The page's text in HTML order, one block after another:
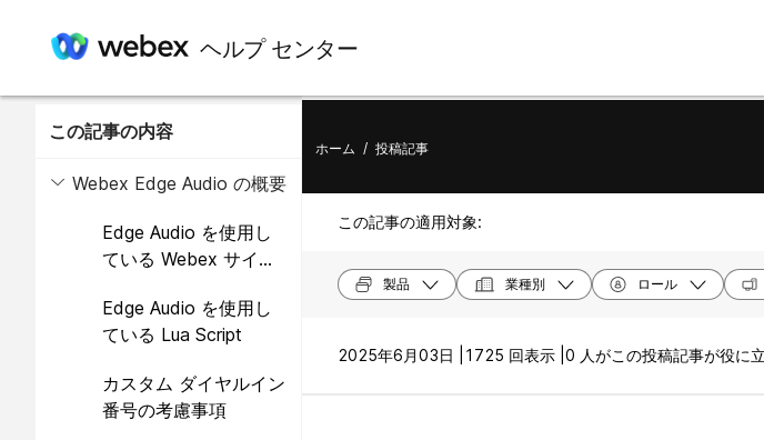
ヘルプ センター
この記事の内容
Webex Edge Audio の概要
Edge Audio を使用し
ている Webex サイト
項
Edge Audio を使用し
ている Lua Script
カスタム ダイヤルイン
番号の考慮事項
ホーム / 投稿記事
この記事の適用対象:
製品 業種別 ロール
2025年6月03日 | 1725 回表示 | 0 人がこの投稿記事が役に